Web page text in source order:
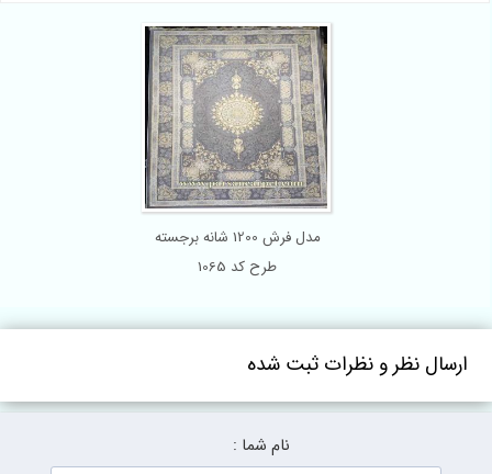
مدل فرش 1200 شانه برجسته
طرح کد 1065
ارسال نظر و نظرات ثبت شده
نام شما :